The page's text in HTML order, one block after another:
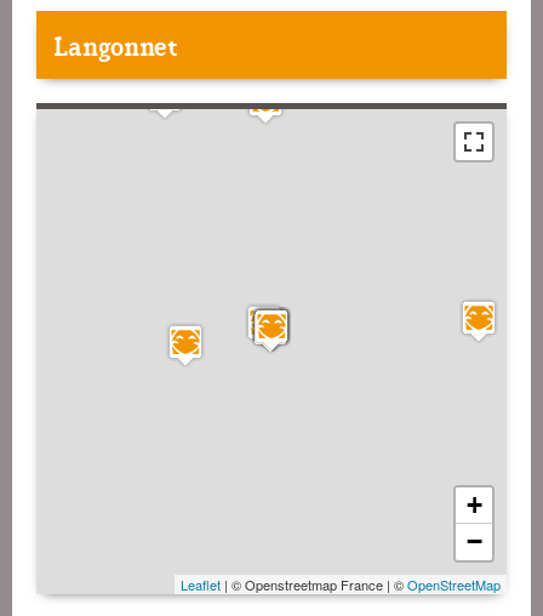
Langonnet
+
−
Leaflet | © Openstreetmap France | ©OpenStreetMap